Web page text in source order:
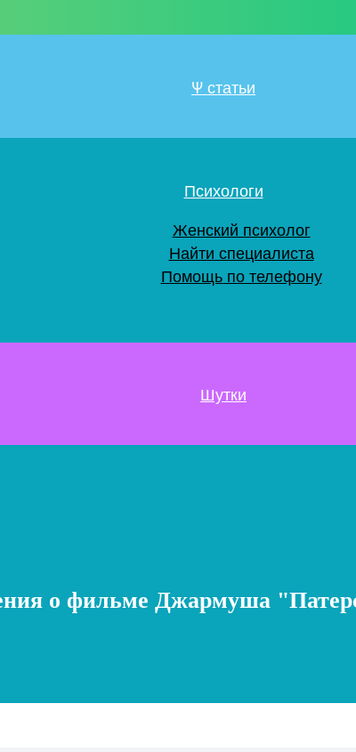
Ψ статьи
Психологи
Женский психолог
Найти специалиста
Помощь по телефону
Шутки
о фильме Джармуша